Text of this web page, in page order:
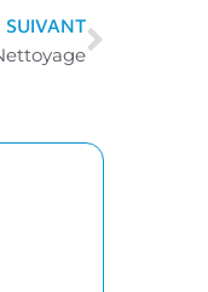
SUIVANT